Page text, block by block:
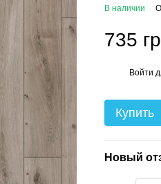
В наличии
735
Войти
Купить
Новый